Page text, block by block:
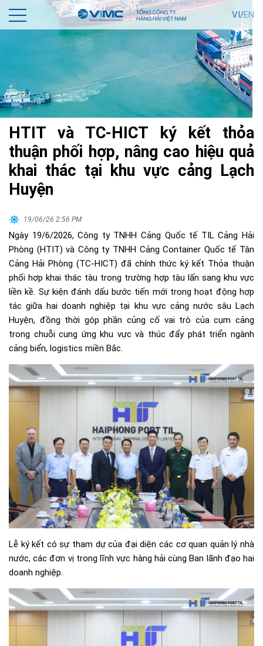
VI/EN
HTIT và TC-HICT ký kết thỏa
thuận phối hợp, nâng cao hiệu quả
khai thác tại khu vực cảng Lạch
Huyện
19/06/26 2:56 PM
Ngày 19/6/2026, Công ty TNHH Cảng Quốc tế TIL Cảng Hải
Phòng (HTIT) và Công ty TNHH Cảng Container Quốc tế Tân
Cảng Hải Phòng (TC-HICT) đã chính thức ký kết Thỏa thuận
phối hợp khai thác tàu trong trường hợp tàu lấn sang khu vực
liền kề. Sự kiện đánh dấu bước tiến mới trong hoạt động hợp
tác giữa hai doanh nghiệp tại khu vực cảng nước sâu Lạch
Huyện, đồng thời góp phần củng cố vai trò của cụm cảng
trong chuỗi cung ứng khu vực và thúc đẩy phát triển ngành
cảng biển, logistics miền Bắc.
Lễ ký kết có sự tham dự của đại diện các cơ quan quản lý nhà
nước, các đơn vị trong lĩnh vực hàng hải cùng Ban lãnh đạo hai
doanh nghiệp.